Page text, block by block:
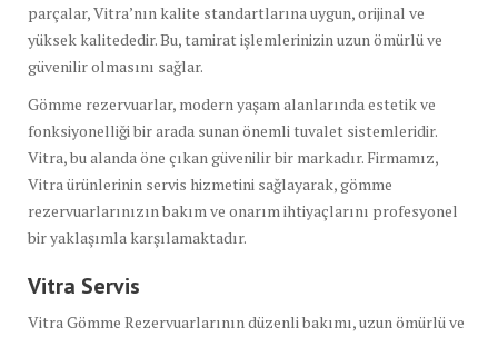
parçalar, Vitra’nın kalite standartlarına uygun, orijinal ve
yüksek kalitededir. Bu, tamirat işlemlerinizin uzun ömürlü ve
güvenilir olmasını sağlar.
Gömme rezervuarlar, modern yaşam alanlarında estetik ve
fonksiyonelliği bir arada sunan önemli tuvalet sistemleridir.
Vitra, bu alanda öne çıkan güvenilir bir markadır. Firmamız,
Vitra ürünlerinin servis hizmetini sağlayarak, gömme
rezervuarlarınızın bakım ve onarım ihtiyaçlarını profesyonel
bir yaklaşımla karşılamaktadır.
Vitra Servis
Vitra Gömme Rezervuarlarının düzenli bakımı, uzun ömürlü ve